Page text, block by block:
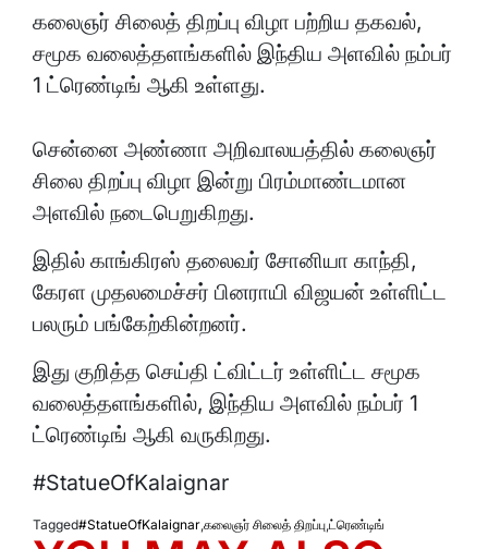
கலைஞர் சிலைத் திறப்பு விழா பற்றிய தகவல்,
சமூக வலைத்தளங்களில் இந்திய அளவில் நம்பர்
1 ட்ரெண்டிங் ஆகி உள்ளது.
சென்னை அண்ணா அறிவாலயத்தில் கலைஞர்
சிலை திறப்பு விழா இன்று பிரம்மாண்டமான
அளவில் நடைபெறுகிறது.
இதில் காங்கிரஸ் தலைவர் சோனியா காந்தி,
கேரள முதலமைச்சர் பினராயி விஜயன் உள்ளிட்ட
பலரும் பங்கேற்கின்றனர்.
இது குறித்த செய்தி ட்விட்டர் உள்ளிட்ட சமூக
வலைத்தளங்களில், இந்திய அளவில் நம்பர் 1
ட்ரெண்டிங் ஆகி வருகிறது.
#StatueOfKalaignar
Tagged#StatueOfKalaignar கலைஞர் சிலைத் திறப்பு ட்ரெண்டிங்